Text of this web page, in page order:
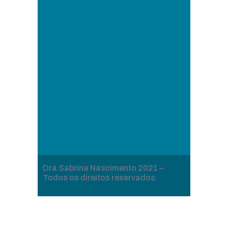
Dra Sabrina Nascimento 2021 –
Todos os direitos reservados.